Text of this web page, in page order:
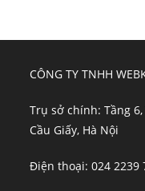
CÔNG TY TNHH
Trụ sở chính: Tầng
Cầu Giấy, Hà Nội
Điện thoại: 024 2239